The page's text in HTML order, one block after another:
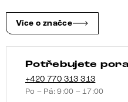
nerezová
ocel
množství
Více o značce
Potřebujete
+420 770 313 313
Po – Pá: 9:00 – 17:00